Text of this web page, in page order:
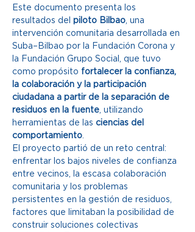
Este documento presenta los
resultados del piloto Bilbao, una
intervención comunitaria desarrollada en
Suba–Bilbao por la Fundación Corona y
la Fundación Grupo Social, que tuvo
como propósito fortalecer la confianza,
la colaboración y la participación
ciudadana a partir de la separación de
residuos en la fuente, utilizando
herramientas de las ciencias del
comportamiento.
El proyecto partió de un reto central:
enfrentar los bajos niveles de confianza
entre vecinos, la escasa colaboración
comunitaria y los problemas
persistentes en la gestión de residuos,
factores que limitaban la posibilidad de
construir soluciones colectivas